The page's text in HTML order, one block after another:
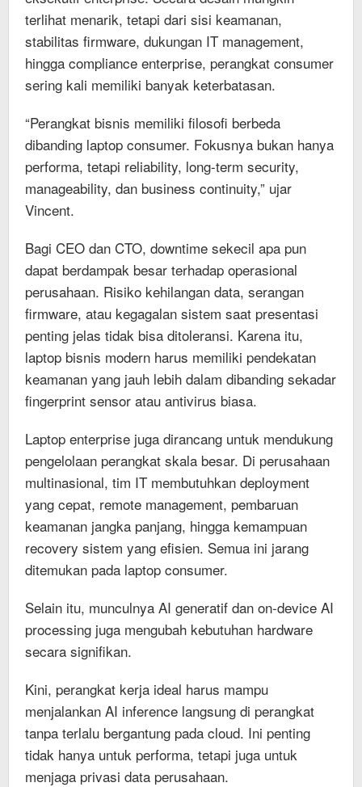
terlihat menarik, tetapi dari sisi keamanan,
stabilitas firmware, dukungan IT management,
hingga compliance enterprise, perangkat consumer
sering kali memiliki banyak keterbatasan.
“Perangkat bisnis memiliki filosofi berbeda
dibanding laptop consumer. Fokusnya bukan hanya
performa, tetapi reliability, long-term security,
manageability, dan business continuity,” ujar
Vincent.
Bagi CEO dan CTO, downtime sekecil apa pun
dapat berdampak besar terhadap operasional
perusahaan. Risiko kehilangan data, serangan
firmware, atau kegagalan sistem saat presentasi
penting jelas tidak bisa ditoleransi. Karena itu,
laptop bisnis modern harus memiliki pendekatan
keamanan yang jauh lebih dalam dibanding sekadar
fingerprint sensor atau antivirus biasa.
Laptop enterprise juga dirancang untuk mendukung
pengelolaan perangkat skala besar. Di perusahaan
multinasional, tim IT membutuhkan deployment
yang cepat, remote management, pembaruan
keamanan jangka panjang, hingga kemampuan
recovery sistem yang efisien. Semua ini jarang
ditemukan pada laptop consumer.
Selain itu, munculnya AI generatif dan on-device AI
processing juga mengubah kebutuhan hardware
secara signifikan.
Kini, perangkat kerja ideal harus mampu
menjalankan AI inference langsung di perangkat
tanpa terlalu bergantung pada cloud. Ini penting
tidak hanya untuk performa, tetapi juga untuk
menjaga privasi data perusahaan.